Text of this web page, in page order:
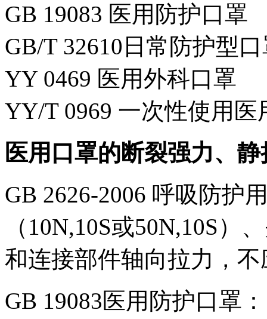
GB 19083 医用防护口罩
GB/T 32610日常防护型
YY 0469 医用外科口罩
YY/T 0969 一次性使用医
医用口罩的断裂强力、
GB 2626-2006 呼吸防护
（10N,10S或50N,10S
和连接部件轴向拉力，
GB 19083医用防护口罩